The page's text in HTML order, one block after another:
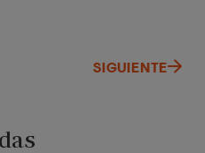
SIGUIENTE